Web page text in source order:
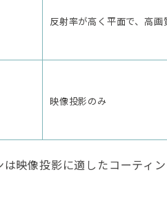
反射率が高く平面で、高画
映像投影のみ
は映像投影に適したコーティ